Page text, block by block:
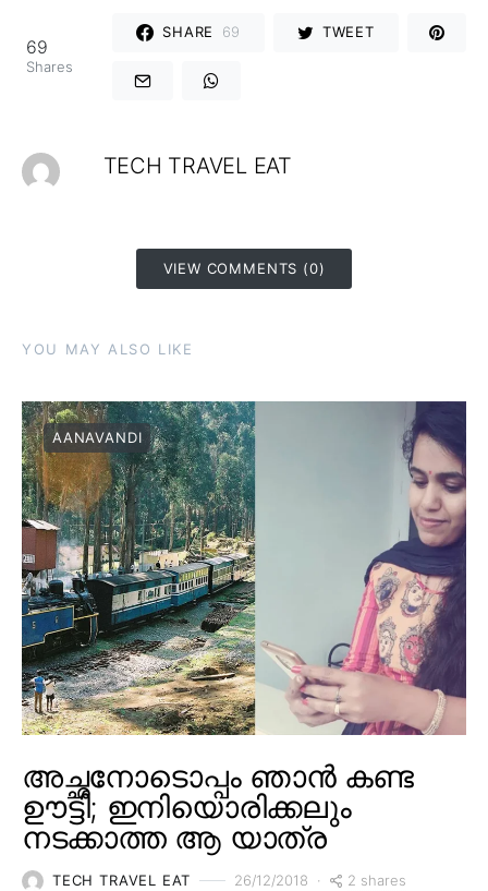
69
Shares
SHARE 69 TWEET
TECH TRAVEL EAT
VIEW COMMENTS (0)
YOU MAY ALSO LIKE
AANAVANDI
അച്ഛനോടൊപ്പം ഞാൻ കണ്ട
ഊട്ടി; ഇനിയൊരിക്കലും
നടക്കാത്ത ആ യാത്ര
TECH TRAVEL EAT 26/12/2018 2 shares